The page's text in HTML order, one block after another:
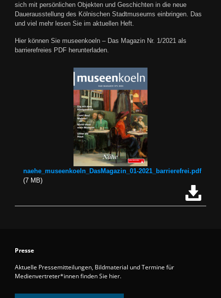
sich mit persönlichen Objekten und Geschichten in die neue
Dauerausstellung des Kölnischen Stadtmuseums einbringen. Das
und viel mehr lesen Sie im aktuellen Heft.
Hier können Sie museenkoeln – Das Magazin Nr. 1/2021 als
barrierefreies PDF herunterladen.
naehe_museenkoeln_DasMagazin_01-2021_barrierefrei.pdfJetzt
(7 MB)
Presse
Aktuelle Pressemitteilungen, Bildmaterial und Termine für
Medienvertreter*innen finden Sie hier.